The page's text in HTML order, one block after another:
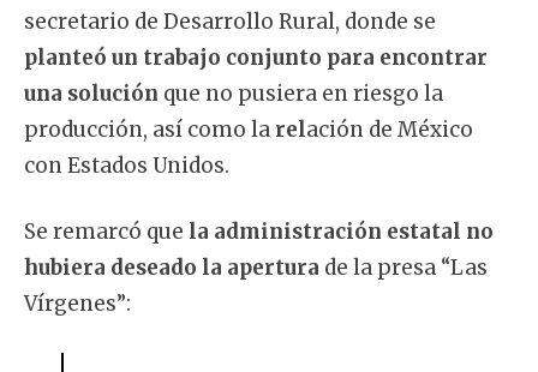
secretario de Desarrollo Rural, donde se
planteó un trabajo conjunto para encontrar
una solución que no pusiera en riesgo la
producción, así como la relación de México
con Estados Unidos.
Se remarcó que la administración estatal no
hubiera deseado la apertura de la presa “Las
Vírgenes”: